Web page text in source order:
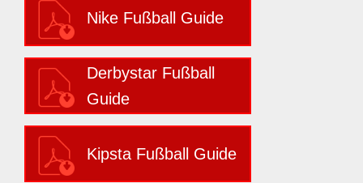
Nike Fußball Guide
Derbystar Fußball
Guide
Kipsta Fußball Guide